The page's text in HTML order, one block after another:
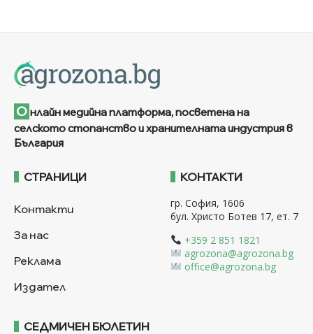
О нлайн медийна платформа, посветена на
селското стопанство и хранителната индустрия в
България
СТРАНИЦИ
Контакти
За нас
Реклама
Издател
КОНТАКТИ
гр. София, 1606
бул. Христо Ботев 17, ет. 7
+359 2 851 1821
agrozona@agrozona.bg
office@agrozona.bg
СЕДМИЧЕН БЮЛЕТИН